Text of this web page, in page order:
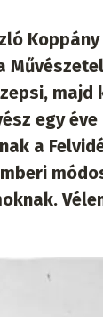
majd
egy
a